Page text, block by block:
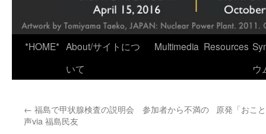
*HOME* About/サイトにつ
いて
Multimedia Resources
ウ
← 福島で甲状腺検査の説明会 参加者から不満の
声via 福島民友
原発「おこ